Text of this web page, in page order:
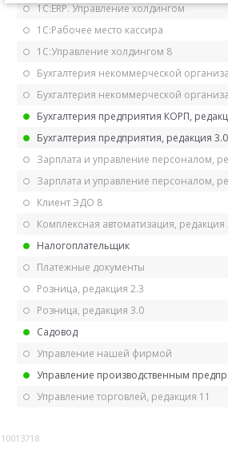
1С:ERP. Управление холдингом
1С:Рабочее место кассира
1С:Управление холдингом 8
Бухгалтерия некоммерческой
Бухгалтерия некоммерческой
Бухгалтерия предприятия КОРП,
Бухгалтерия предприятия, редакция 3.0
Зарплата и управление персоналом,
Зарплата и управление персоналом,
Клиент ЭДО 8
Комплексная автоматизация, редакция
Налогоплательщик
Платежные документы
Розница, редакция 2.3
Розница, редакция 3.0
Садовод
Управление нашей фирмой
Управление производственным
Управление торговлей, редакция 11
10013718